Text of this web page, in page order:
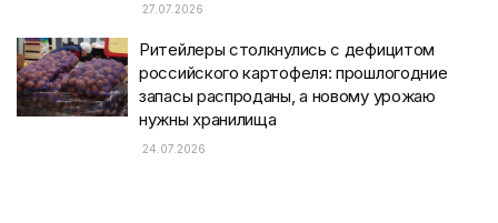
27.07.2026
Ритейлеры столкнулись с дефицитом
российского картофеля: прошлогодние
запасы распроданы, а новому урожаю
нужны хранилища
24.07.2026